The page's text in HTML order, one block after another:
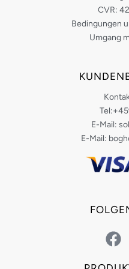
CVR:
Bedingungen
Umgang
E-Mail:
E-Mail:
F
a
c